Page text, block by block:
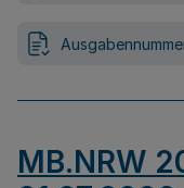
MB.NRW